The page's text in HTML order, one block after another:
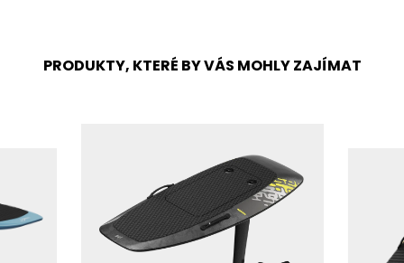
PRODUKTY, KTERÉ BY VÁS MOHLY ZAJÍMAT